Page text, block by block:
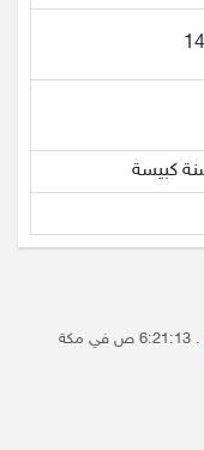
. 6:21:13 ص في مكة